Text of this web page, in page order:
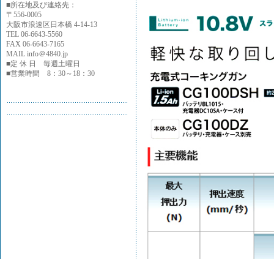
■所在地及び連絡先：
〒556-0005
大阪市浪速区日本橋 4-14-13
TEL 06-6643-5560
FAX 06-6643-7165
MAIL info＠4840.jp
■定 休 日 毎週土曜日
■営業時間 8：30～18：30